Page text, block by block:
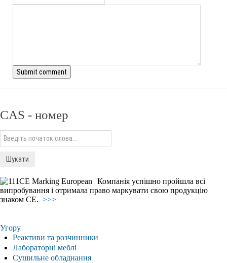
CAS - номер
Компанія успішно пройшла всі
випробування і отримала право маркувати свою продукцію
знаком СЕ. >>>
Угору
Реактиви та розчинники
Лабораторні меблі
Сушильне обладнання